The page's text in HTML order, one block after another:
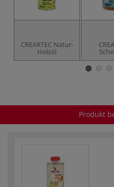
CREARTEC Natur-
Holzöl
Produkt